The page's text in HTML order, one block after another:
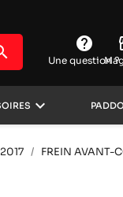
help
Une question ?
keyboard_arrow_down
FREIN AVANT-